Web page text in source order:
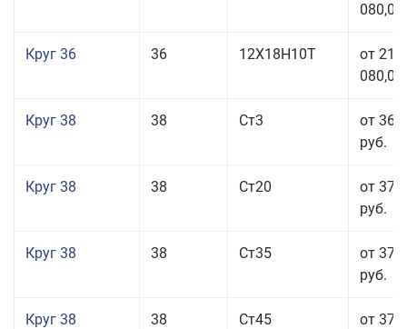
080,00
Круг 36 36 12Х18Н10Т
от 210
080,00
Круг 38 38 Ст3
от 36
руб.
Круг 38 38 Ст20
от 37
руб.
Круг 38 38 Ст35
от 37
руб.
Круг 38 38 Ст45
от 37